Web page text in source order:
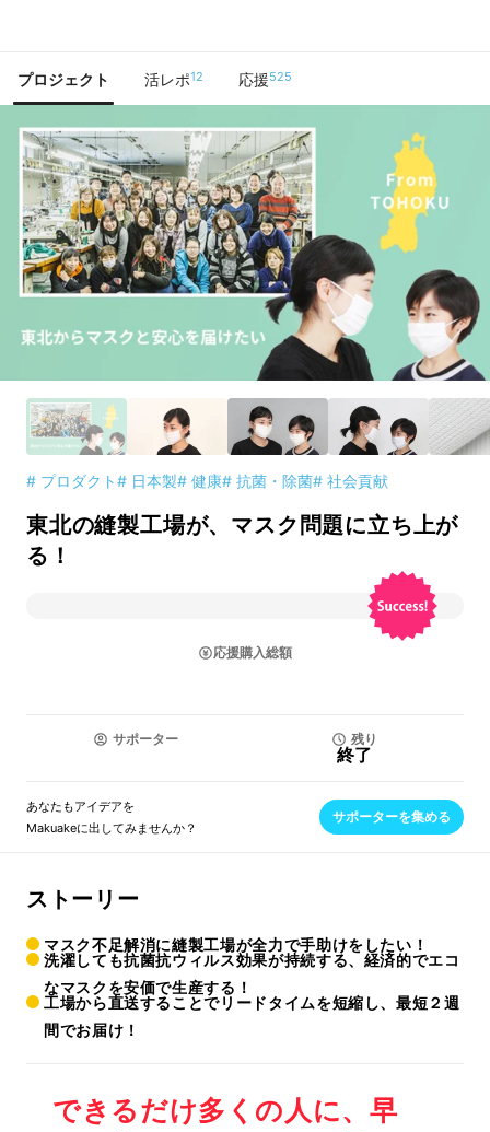
プロジェクト 活レポ12 応援525
# プロダクト# 日本製# 健康# 抗菌・除菌# 社会貢献
東北の縫製工場が、マスク問題に立ち上が
る！
応援購入総額
サポーター 残り
終了
あなたもアイデアを
Makuakeに出してみませんか？
サポーターを集める
ストーリー
マスク不足解消に縫製工場が全力で手助けをしたい！
洗濯しても抗菌抗ウィルス効果が持続する、経済的でエコ
なマスクを安価で生産する！
工場から直送することでリードタイムを短縮し、最短２週
間でお届け！
できるだけ多くの人に、早